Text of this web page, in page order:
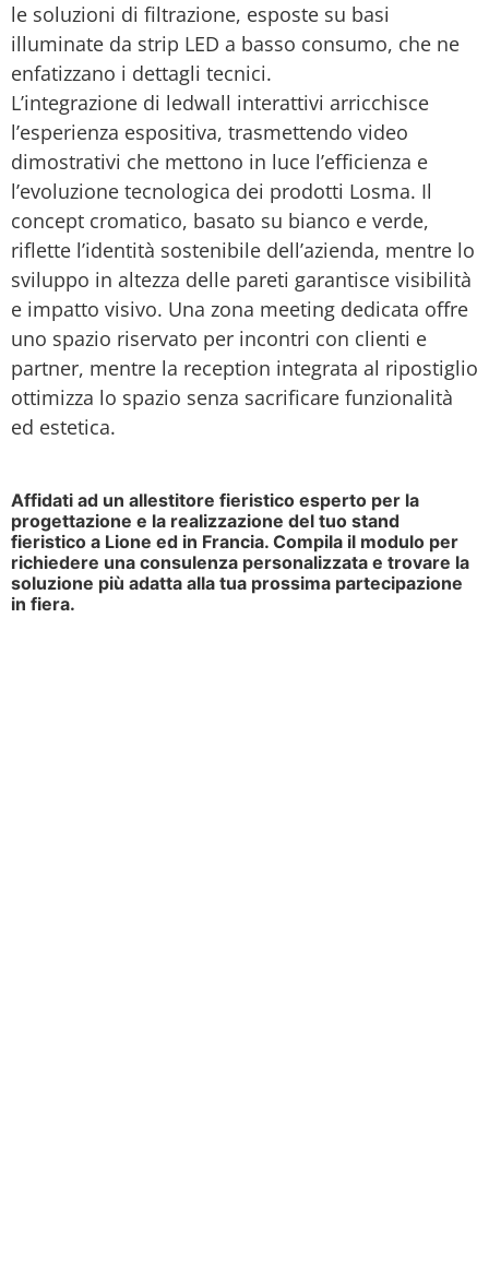
le soluzioni di filtrazione, esposte su basi
illuminate da strip LED a basso consumo, che ne
enfatizzano i dettagli tecnici.
L’integrazione di ledwall interattivi arricchisce
l’esperienza espositiva, trasmettendo video
dimostrativi che mettono in luce l’efficienza e
l’evoluzione tecnologica dei prodotti Losma. Il
concept cromatico, basato su bianco e verde,
riflette l’identità sostenibile dell’azienda, mentre lo
sviluppo in altezza delle pareti garantisce visibilità
e impatto visivo. Una zona meeting dedicata offre
uno spazio riservato per incontri con clienti e
partner, mentre la reception integrata al ripostiglio
ottimizza lo spazio senza sacrificare funzionalità
ed estetica.
Affidati ad un allestitore fieristico esperto per la
progettazione e la realizzazione del tuo stand
fieristico a Lione ed in Francia. Compila il modulo per
richiedere una consulenza personalizzata e trovare la
soluzione più adatta alla tua prossima partecipazione
in fiera.